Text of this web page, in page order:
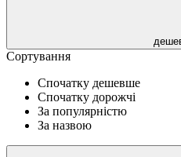
Сортування
Спочатку дешевше
Спочатку дорожчі
За популярністю
За назвою